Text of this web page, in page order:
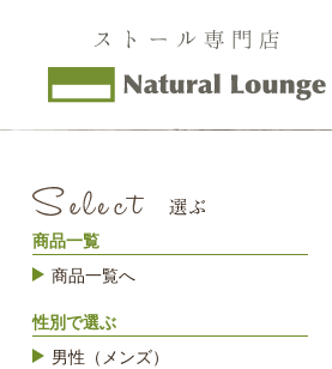
商品一覧
商品一覧へ
性別で選ぶ
男性（メンズ）